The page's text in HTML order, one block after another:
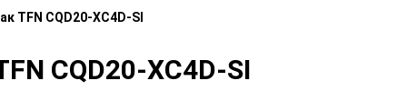
TFN CQD20-XC4D-SI
CQD20-XC4D-SI